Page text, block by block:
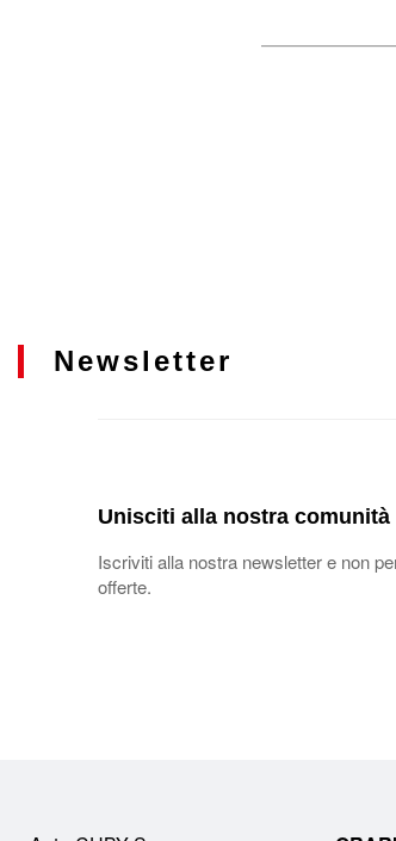
Newsletter
Unisciti alla nostra comunità
Iscriviti alla nostra newsletter e non
offerte.